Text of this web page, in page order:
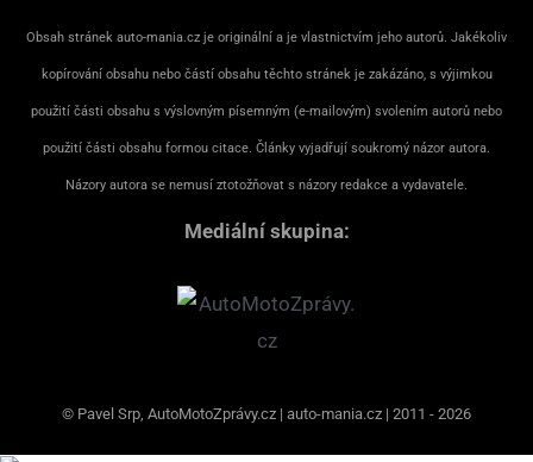
Obsah stránek auto-mania.cz je originální a je vlastnictvím jeho autorů. Jakékoliv
kopírování obsahu nebo částí obsahu těchto stránek je zakázáno, s výjimkou
použití části obsahu s výslovným písemným (e-mailovým) svolením autorů nebo
použití části obsahu formou citace. Články vyjadřují soukromý názor autora.
Názory autora se nemusí ztotožňovat s názory redakce a vydavatele.
Mediální skupina:
© Pavel Srp, AutoMotoZprávy.cz | auto-mania.cz | 2011 - 2026